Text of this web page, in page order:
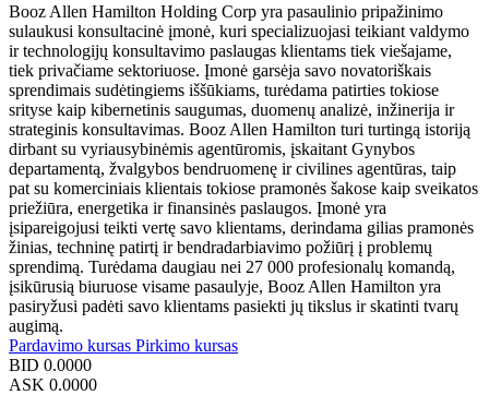
Booz Allen Hamilton Holding Corp yra pasaulinio pripažinimo
sulaukusi konsultacinė įmonė, kuri specializuojasi teikiant valdymo
ir technologijų konsultavimo paslaugas klientams tiek viešajame,
tiek privačiame sektoriuose. Įmonė garsėja savo novatoriškais
sprendimais sudėtingiems iššūkiams, turėdama patirties tokiose
srityse kaip kibernetinis saugumas, duomenų analizė, inžinerija ir
strateginis konsultavimas. Booz Allen Hamilton turi turtingą istoriją
dirbant su vyriausybinėmis agentūromis, įskaitant Gynybos
departamentą, žvalgybos bendruomenę ir civilines agentūras, taip
pat su komerciniais klientais tokiose pramonės šakose kaip sveikatos
priežiūra, energetika ir finansinės paslaugos. Įmonė yra
įsipareigojusi teikti vertę savo klientams, derindama gilias pramonės
žinias, techninę patirtį ir bendradarbiavimo požiūrį į problemų
sprendimą. Turėdama daugiau nei 27 000 profesionalų komandą,
įsikūrusią biuruose visame pasaulyje, Booz Allen Hamilton yra
pasiryžusi padėti savo klientams pasiekti jų tikslus ir skatinti tvarų
augimą.
Pardavimo kursas Pirkimo kursas
BID 0.0000
ASK 0.0000